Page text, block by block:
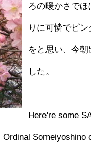
ろの暖かさで
りに可憐でピ
をと思い、今
した。
Here're some
Ordinal